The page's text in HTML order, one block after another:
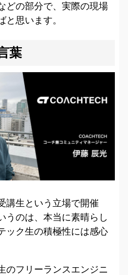
どの部分で、実際の現場
と思います。
葉
講生という立場で開催
うのは、本当に素晴らし
ック生の積極性には感心
のフリーランスエンジニ